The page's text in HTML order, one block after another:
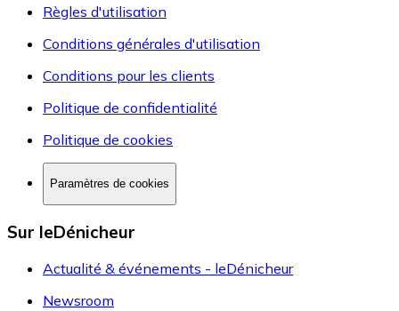
Règles d'utilisation
Conditions générales d'utilisation
Conditions pour les clients
Politique de confidentialité
Politique de cookies
Paramètres de cookies
Sur leDénicheur
Actualité & événements - leDénicheur
Newsroom